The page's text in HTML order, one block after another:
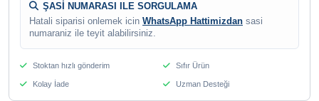
ŞASİ NUMARASI ILE SORGULAMA
Hatali siparisi onlemek icin WhatsApp Hattimizdan sasi
numaraniz ile teyit alabilirsiniz.
Stoktan hızlı gönderim Sıfır Ürün
Kolay İade Uzman Desteği